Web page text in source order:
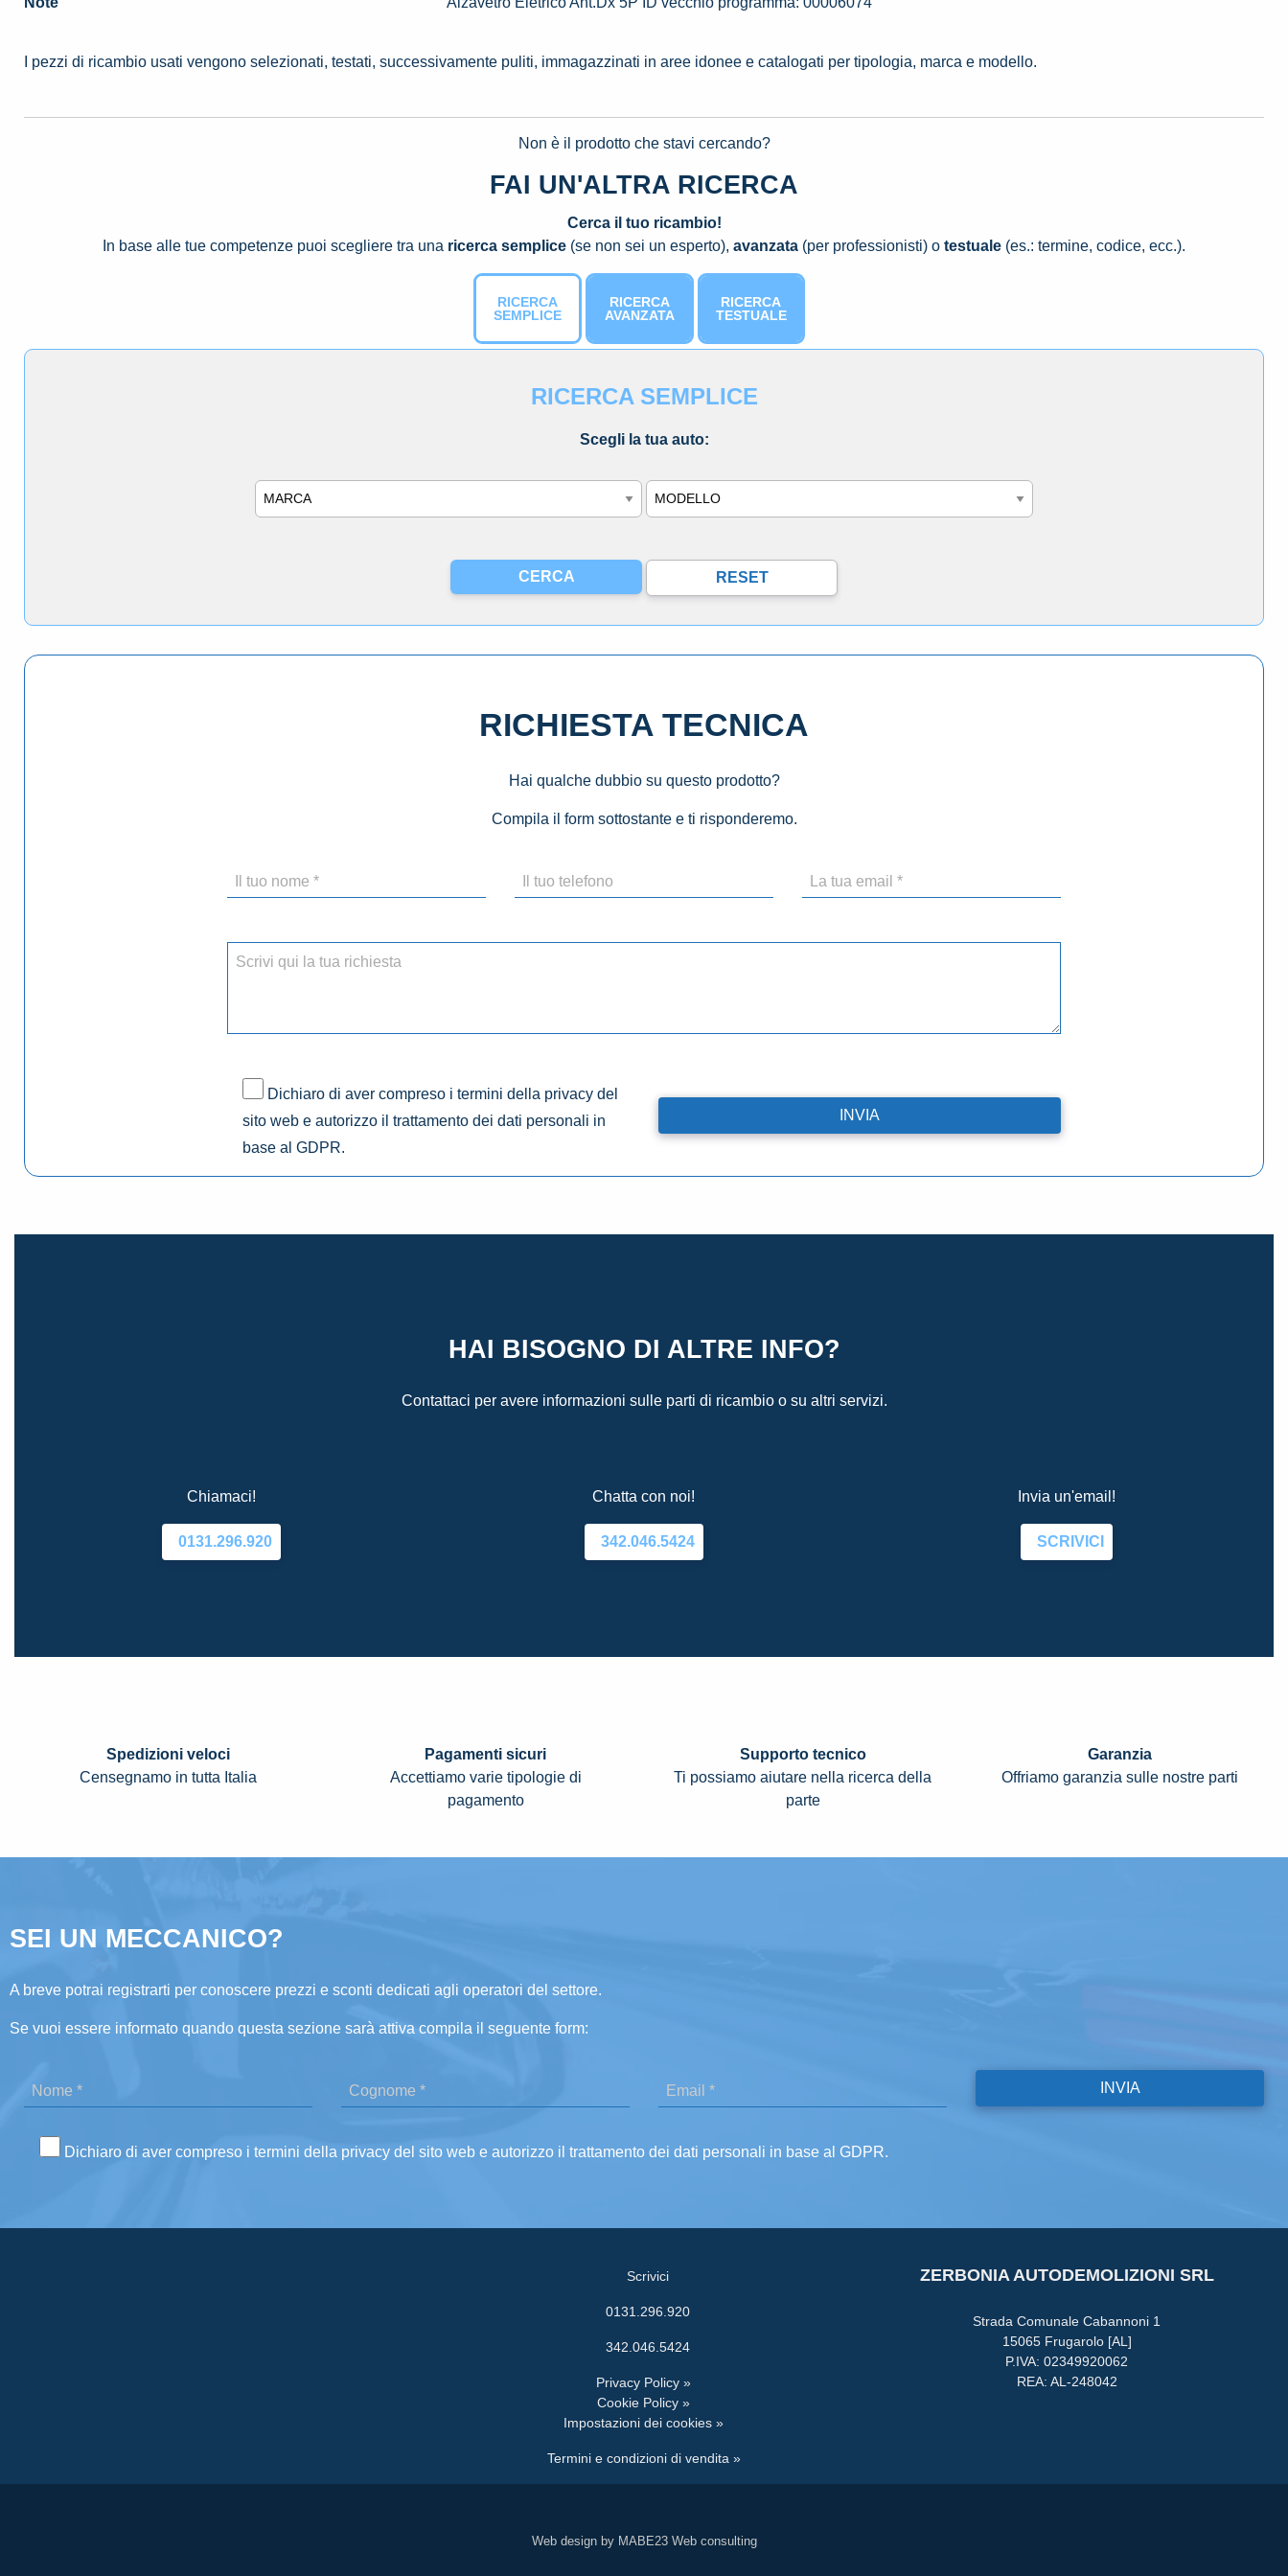
I pezzi di ricambio usati vengono selezionati, testati, successivamente puliti, immagazzinati in aree idonee e catalogati per tipologia, marca e modello.
Non è il prodotto che stavi cercando?
FAI UN'ALTRA RICERCA
Cerca il tuo ricambio!
In base alle tue competenze puoi scegliere tra una ricerca semplice (se non sei un esperto), avanzata (per professionisti) o testuale (es.: termine, codice, ecc.).
RICERCA
SEMPLICE
RICERCA
AVANZATA
RICERCA
TESTUALE
RICERCA SEMPLICE
Scegli la tua auto:
Marca Modello
RICHIESTA TECNICA
Hai qualche dubbio su questo prodotto?
Compila il form sottostante e ti risponderemo.
Dichiaro di aver compreso i termini della privacy del
sito web e autorizzo il trattamento dei dati personali in
base al GDPR.
HAI BISOGNO DI ALTRE INFO?
Contattaci per avere informazioni sulle parti di ricambio o su altri servizi.
Chiamaci!
0131.296.920
Chatta con noi!
342.046.5424
Invia un'email!
SCRIVICI
Spedizioni veloci
Censegnamo in tutta Italia
Pagamenti sicuri
Accettiamo varie tipologie di
pagamento
Supporto tecnico
Ti possiamo aiutare nella ricerca della
parte
Garanzia
Offriamo garanzia sulle nostre parti
SEI UN MECCANICO?
A breve potrai registrarti per conoscere prezzi e sconti dedicati agli operatori del settore.
Se vuoi essere informato quando questa sezione sarà attiva compila il seguente form:
Dichiaro di aver compreso i termini della privacy del sito web e autorizzo il trattamento dei dati personali in base al GDPR.
Scrivici
0131.296.920
342.046.5424
Privacy Policy »
Cookie Policy »
Impostazioni dei cookies »
Termini e condizioni di vendita »
ZERBONIA AUTODEMOLIZIONI SRL
Strada Comunale Cabannoni 1
15065 Frugarolo [AL]
P.IVA: 02349920062
REA: AL-248042
Web design by MABE23 Web consulting